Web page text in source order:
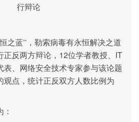
行辩论
之蓝”，勒索病毒有永恒解决之道
反两方辩论， 12位学者教授、 IT
表、网络安全技术专家参与该论题
观点，统计正反双方人数比例为